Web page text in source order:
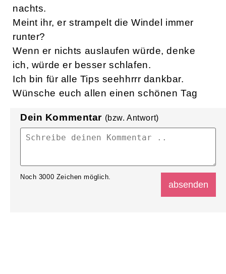
nachts.
Meint ihr, er strampelt die Windel immer
runter?
Wenn er nichts auslaufen würde, denke
ich, würde er besser schlafen.
Ich bin für alle Tips seehhrrr dankbar.
Wünsche euch allen einen schönen Tag
Dein Kommentar (bzw. Antwort)
Noch 3000 Zeichen möglich.